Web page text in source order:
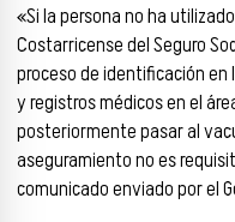
«Si la persona no ha
Costarricense del Seguro
proceso de identificación
y registros médicos en el
posteriormente pasar al
aseguramiento no es
comunicado enviado por el